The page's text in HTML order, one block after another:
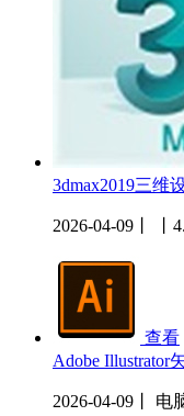
3dmax2019三维
2026-04-09丨 丨
查看
Adobe Illustrator
2026-04-09丨 电